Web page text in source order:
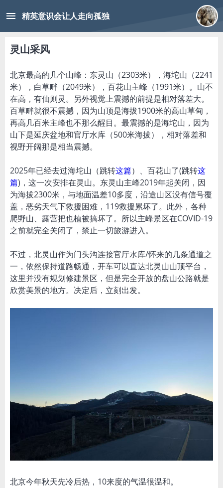
menu 精英意识会让人走向孤独
灵山采风
北京最高的几个山峰：东灵山（2303米），海坨山（2241
米），白草畔（2049米），百花山主峰（1991米）。山不
在高，有仙则灵。另外视觉上震撼的前提是相对落差大。
百草畔就很不震撼，因为山顶是海拔1900米的高山草甸，
再高几百米主峰也不那么醒目。最震撼的是海坨山，因为
山下是延庆盆地和官厅水库（500米海拔），相对落差和
视野开阔那是相当震撼。
2025年已经去过海坨山（跳转这篇）、百花山了(跳转这
篇)，这一次安排在灵山。东灵山主峰2019年起关闭，因
为海拔2300米，与地面温差10多度，沿途山区没有信号覆
盖，恶劣天气下救援困难，119救援累坏了。此外，各种
爬野山、露营把也植被搞坏了。所以主峰景区在COVID-19
之前就完全关闭了，禁止一切旅游进入。
不过，北灵山作为门头沟连接官厅水库/怀来的几条通道之
一，依然保持道路畅通，开车可以直达北灵山山顶平台，
这里并没有规划修建景区，但是完全开放的盘山公路就是
欣赏美景的地方。决定后，立刻出发。
北京今年秋天先冷后热，10来度的气温很温和。